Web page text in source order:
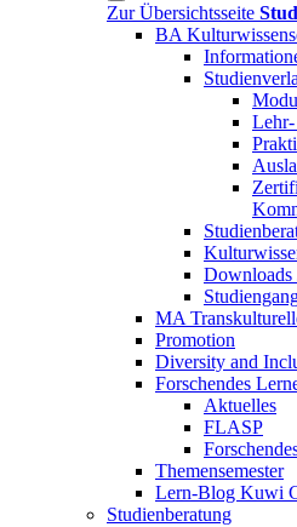
Zur Übersichtsseite
BA
Lehr-
Downloads
MA
Promotion
Diversity and
Forschendes
Aktuelles
FLASP
Themensemester
Lern-Blog Kuwi
Studienberatung